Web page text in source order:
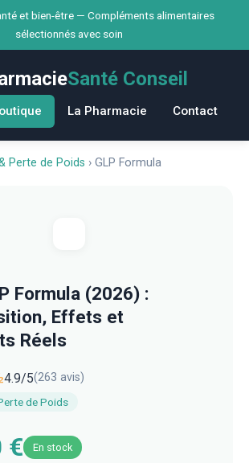
et bien-être — Compléments alimentaires
sélectionnés avec soin
Santé Conseil
La Pharmacie Contact
Perte de Poids › GLP Formula
Formula (2026) :
Effets et
Réels
4.9/5(263 avis)
de Poids
€ En stock